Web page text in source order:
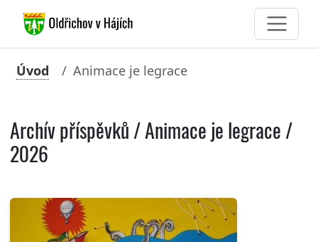
Úvod Animace je legrace
Archív příspěvků / Animace je legrace /
2026